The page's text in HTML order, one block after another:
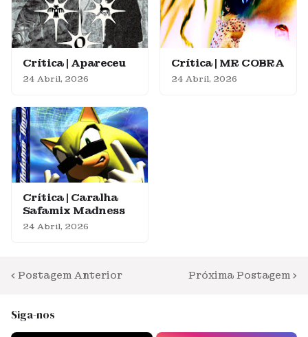
Crítica | Apareceu
24 Abril, 2026
Crítica | MR COBRA
24 Abril, 2026
Crítica | Caralha
Safamix Madness
24 Abril, 2026
Postagem Anterior Próxima Postagem
Siga-nos